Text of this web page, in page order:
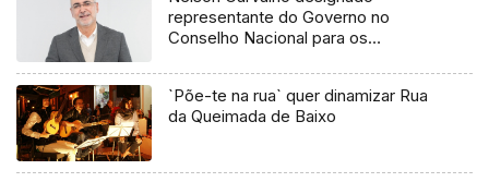
representante do Governo no
Conselho Nacional para os
`Põe-te na rua` quer dinamizar Rua
da Queimada de Baixo